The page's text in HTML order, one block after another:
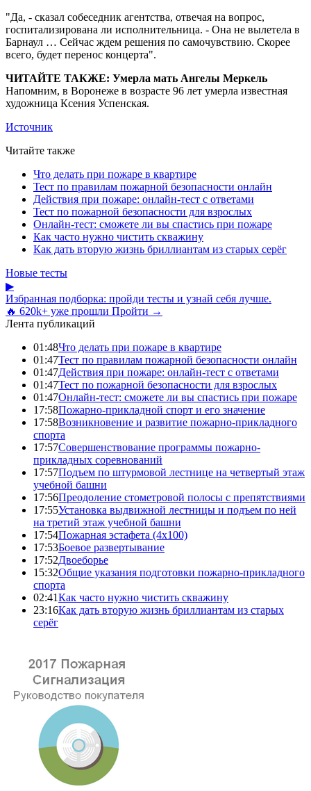
"Да, - сказал собеседник агентства, отвечая на вопрос,
госпитализирована ли исполнительница. - Она не вылетела в
Барнаул … Сейчас ждем решения по самочувствию. Скорее
всего, будет перенос концерта".
ЧИТАЙТЕ ТАКЖЕ: Умерла мать Ангелы Меркель
Напомним, в Воронеже в возрасте 96 лет умерла известная
художница Ксения Успенская.
Источник
Читайте также
Что делать при пожаре в квартире
Тест по правилам пожарной безопасности онлайн
Действия при пожаре: онлайн-тест с ответами
Тест по пожарной безопасности для взрослых
Онлайн-тест: сможете ли вы спастись при пожаре
Как часто нужно чистить скважину
Как дать вторую жизнь бриллиантам из старых серёг
Новые тесты
▶
Избранная подборка: пройди тесты и узнай себя лучше.
🔥 620k+ уже прошли Пройти →
Лента публикаций
01:48Что делать при пожаре в квартире
01:47Тест по правилам пожарной безопасности онлайн
01:47Действия при пожаре: онлайн-тест с ответами
01:47Тест по пожарной безопасности для взрослых
01:47Онлайн-тест: сможете ли вы спастись при пожаре
17:58Пожарно-прикладной спорт и его значение
17:58Возникновение и развитие пожарно-прикладного
спорта
17:57Совершенствование программы пожарно-
прикладных соревнований
17:57Подъем по штурмовой лестнице на четвертый этаж
учебной башни
17:56Преодоление стометровой полосы с препятствиями
17:55Установка выдвижной лестницы и подъем по ней
на третий этаж учебной башни
17:54Пожарная эстафета (4x100)
17:53Боевое развертывание
17:52Двоеборье
15:32Общие указания подготовки пожарно-прикладного
спорта
02:41Как часто нужно чистить скважину
23:16Как дать вторую жизнь бриллиантам из старых
серёг